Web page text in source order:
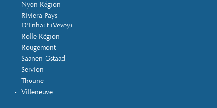
Nyon Région
Riviera-Pays-
D'Enhaut (Vevey)
Rolle Région
Rougemont
Saanen-Gstaad
Servion
Thoune
Villeneuve